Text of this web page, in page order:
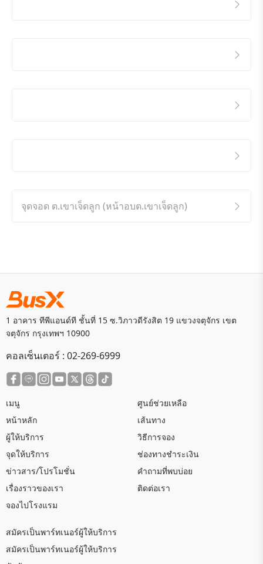
จุดจอด ต.เขาเจ็ดลูก (หน้าอบต.เขาเจ็ดลูก)
1 อาคาร ทีพีแอนด์ที ชั้นที่ 15 ซ.วิภาวดีรังสิต 19 แขวงจตุจักร เขต
จตุจักร กรุงเทพฯ 10900
คอลเซ็นเตอร์ : 02-269-6999
เมนู
หน้าหลัก
ผู้ให้บริการ
จุดให้บริการ
ข่าวสาร/โปรโมชั่น
เรื่องราวของเรา
จองไปโรงแรม
ศูนย์ช่วยเหลือ
เส้นทาง
วิธีการจอง
ช่องทางชำระเงิน
คำถามที่พบบ่อย
ติดต่อเรา
สมัครเป็นพาร์ทเนอร์ผู้ให้บริการ
สมัครเป็นพาร์ทเนอร์ผู้ให้บริการ